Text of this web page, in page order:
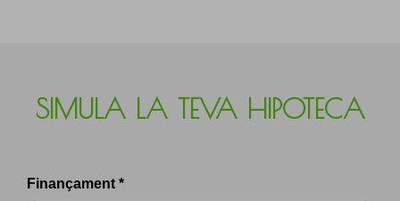
SIMULA LA TEVA HIPOTECA
Finançament *